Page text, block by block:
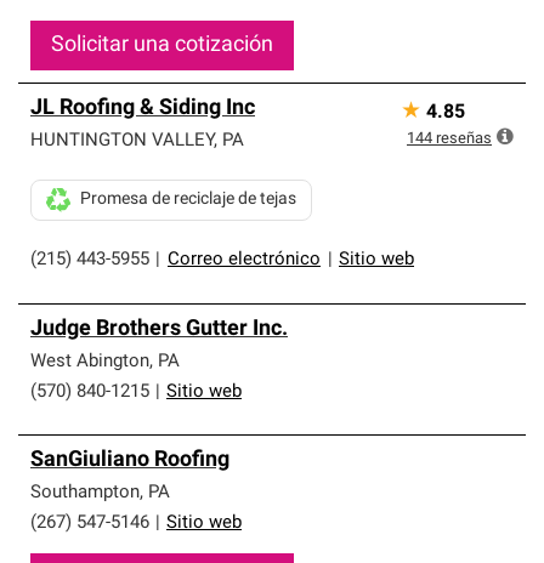
Solicitar una cotización
JL Roofing & Siding Inc
HUNTINGTON VALLEY, PA
(215) 443-5955 Correo electrónico Sitio web
Promesa de reciclaje de tejas
★ 4.85
144 reseñas
Judge Brothers Gutter Inc.
West Abington, PA
(570) 840-1215
Sitio web
SanGiuliano Roofing
Southampton, PA
(267) 547-5146
Sitio web